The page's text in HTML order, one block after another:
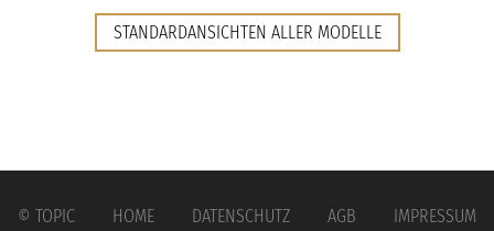
STANDARDANSICHTEN ALLER MODELLE
© TOPIC HOME DATENSCHUTZ AGB IMPRESSUM